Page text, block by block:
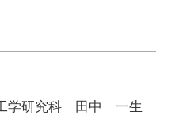
学研究科 田中 一生